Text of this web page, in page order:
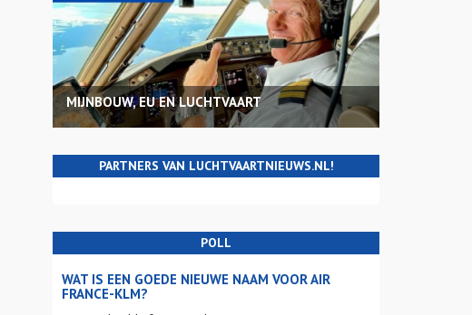
MIJNBOUW, EU EN LUCHTVAART
PARTNERS VAN LUCHTVAARTNIEUWS.NL!
POLL
WAT IS EEN GOEDE NIEUWE NAAM VOOR AIR
FRANCE-KLM?